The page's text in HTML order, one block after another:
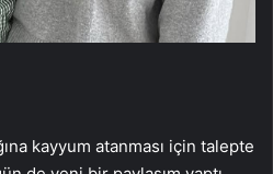
kayyum atanması için talepte